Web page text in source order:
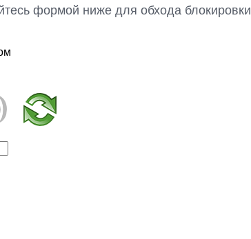
формой ниже для обхода блокировки